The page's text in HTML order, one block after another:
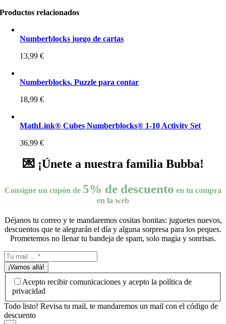
Productos relacionados
Numberblocks juego de cartas
13,99€
Numberblocks. Puzzle para contar
18,99€
MathLink® Cubes Numberblocks® 1-10 Activity Set
36,99€
💌 ¡Únete a nuestra familia Bubba!
Consigue un cupón de 5% de descuento en tu compra
en la web
Déjanos tu correo y te mandaremos cositas bonitas: juguetes nuevos,
descuentos que te alegrarán el día y alguna sorpresa para los peques.
Prometemos no llenar tu bandeja de spam, solo magia y sonrisas.
¡Vamos allá!
Acepto recibir comunicaciones y acepto la política de
privacidad
Todo listo! Revisa tu mail, te mandaremos un mail con el código de
descuento